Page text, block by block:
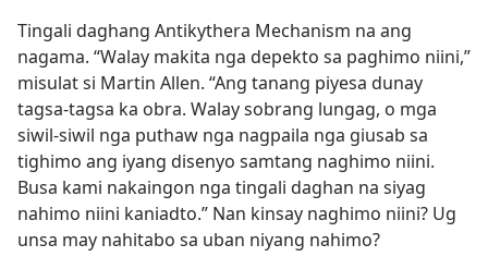
Tingali daghang Antikythera Mechanism na ang
nagama. “Walay makita nga depekto sa paghimo niini,”
misulat si Martin Allen. “Ang tanang piyesa dunay
tagsa-tagsa ka obra. Walay sobrang lungag, o mga
siwil-siwil nga puthaw nga nagpaila nga giusab sa
tighimo ang iyang disenyo samtang naghimo niini.
Busa kami nakaingon nga tingali daghan na siyag
nahimo niini kaniadto.” Nan kinsay naghimo niini? Ug
unsa may nahitabo sa uban niyang nahimo?